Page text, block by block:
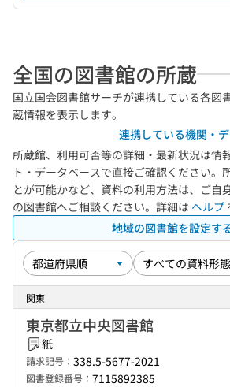
全国の図書館の所蔵
国立国会図書館サーチが連携している各図
蔵情報を表示します。
連携している機関・
所蔵館、利用可否等の詳細・最新状況は情
ト・データベースで直接ご確認ください。
とが可能かなど、資料の利用方法は、ご自
の図書館へご相談ください。詳細は ヘルプ
地域の図書館を設定す
関東
東京都立中央図書館
紙
請求記号： 338.5-5677-2021
図書登録番号： 7115892385